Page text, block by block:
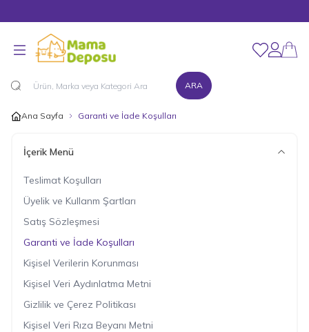
ARA
Hesabım
Favorilerim
Ana Sayfa Garanti ve İade Koşulları
İçerik Menü
Teslimat Koşulları
Üyelik ve Kullanm Şartları
Satış Sözleşmesi
Garanti ve İade Koşulları
Kişisel Verilerin Korunması
Kişisel Veri Aydınlatma Metni
Gizlilik ve Çerez Politikası
Kişisel Veri Rıza Beyanı Metni